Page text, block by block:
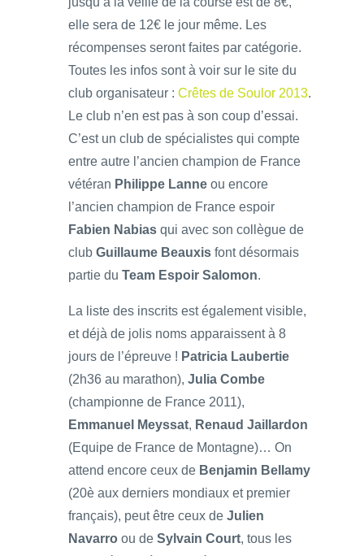
elle sera de 12€ le jour même. Les
récompenses seront faites par catégorie.
Toutes les infos sont à voir sur le site du
club organisateur : Crêtes de Soulor 2013.
Le club n’en est pas à son coup d’essai.
C’est un club de spécialistes qui compte
entre autre l’ancien champion de France
vétéran Philippe Lanne ou encore
l’ancien champion de France espoir
Fabien Nabias qui avec son collègue de
club Guillaume Beauxis font désormais
partie du Team Espoir Salomon.
La liste des inscrits est également visible,
et déjà de jolis noms apparaissent à 8
jours de l’épreuve ! Patricia Laubertie
(2h36 au marathon), Julia Combe
(championne de France 2011),
Emmanuel Meyssat, Renaud Jaillardon
(Equipe de France de Montagne)… On
attend encore ceux de Benjamin Bellamy
(20è aux derniers mondiaux et premier
français), peut être ceux de Julien
Navarro ou de Sylvain Court, tous les